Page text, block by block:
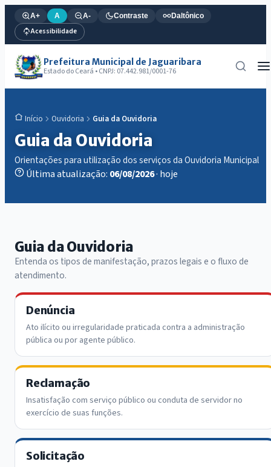
A+ A A- Contraste Daltônico
Acessibilidade
Prefeitura Municipal de Jaguaribara
Estado do Ceará • CNPJ: 07.442.981/0001-76
Início Ouvidoria Guia da Ouvidoria
Guia da Ouvidoria
Orientações para utilização dos serviços da Ouvidoria Municipal
Última atualização: 06/08/2026· hoje
Guia da Ouvidoria
Entenda os tipos de manifestação, prazos legais e o fluxo de
atendimento.
Denúncia
Ato ilícito ou irregularidade praticada contra a administração
pública ou por agente público.
Reclamação
Insatisfação com serviço público ou conduta de servidor no
exercício de suas funções.
Solicitação